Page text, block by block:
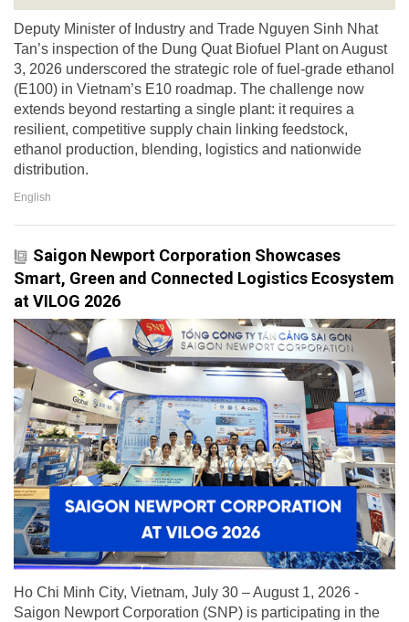
Deputy Minister of Industry and Trade Nguyen Sinh Nhat
Tan’s inspection of the Dung Quat Biofuel Plant on August
3, 2026 underscored the strategic role of fuel-grade ethanol
(E100) in Vietnam’s E10 roadmap. The challenge now
extends beyond restarting a single plant: it requires a
resilient, competitive supply chain linking feedstock,
ethanol production, blending, logistics and nationwide
distribution.
English
Saigon Newport Corporation Showcases
Smart, Green and Connected Logistics Ecosystem
at VILOG 2026
Ho Chi Minh City, Vietnam, July 30 – August 1, 2026 -
Saigon Newport Corporation (SNP) is participating in the